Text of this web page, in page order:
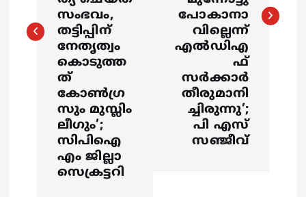
a
സംഭവം,
തട്ടിപ്പിന്
നേതൃത്വം
കൊടുത്ത
ത്
കോൺഗ്ര
സും മുസ്ലിം
ലീഗും’;
സിപിഐ
എം ജില്ലാ
സെക്രട്ടറി
പോകാനാ
വില്ലെന്ന്
എല്‍ഡിഎ
ഫ്
സര്‍ക്കാര്‍
തീരുമാനി
ച്ചിരുന്നു’;
പി എസ്
സഞ്ജീവ്